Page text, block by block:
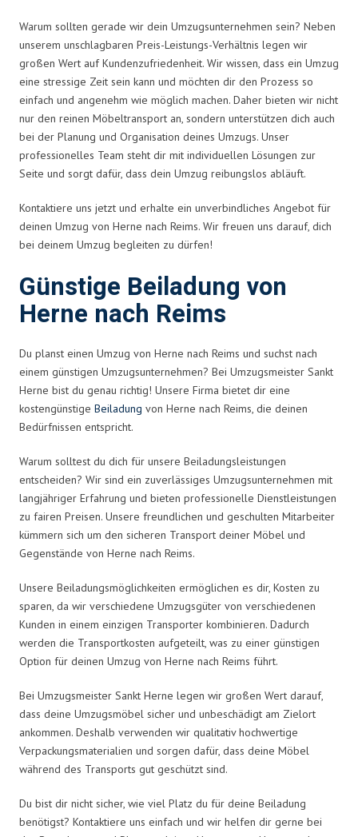
Warum sollten gerade wir dein Umzugsunternehmen sein? Neben
unserem unschlagbaren Preis-Leistungs-Verhältnis legen wir
großen Wert auf Kundenzufriedenheit. Wir wissen, dass ein Umzug
eine stressige Zeit sein kann und möchten dir den Prozess so
einfach und angenehm wie möglich machen. Daher bieten wir nicht
nur den reinen Möbeltransport an, sondern unterstützen dich auch
bei der Planung und Organisation deines Umzugs. Unser
professionelles Team steht dir mit individuellen Lösungen zur
Seite und sorgt dafür, dass dein Umzug reibungslos abläuft.
Kontaktiere uns jetzt und erhalte ein unverbindliches Angebot für
deinen Umzug von Herne nach Reims. Wir freuen uns darauf, dich
bei deinem Umzug begleiten zu dürfen!
Günstige Beiladung von
Herne nach Reims
Du planst einen Umzug von Herne nach Reims und suchst nach
einem günstigen Umzugsunternehmen? Bei Umzugsmeister Sankt
Herne bist du genau richtig! Unsere Firma bietet dir eine
kostengünstige Beiladung von Herne nach Reims, die deinen
Bedürfnissen entspricht.
Warum solltest du dich für unsere Beiladungsleistungen
entscheiden? Wir sind ein zuverlässiges Umzugsunternehmen mit
langjähriger Erfahrung und bieten professionelle Dienstleistungen
zu fairen Preisen. Unsere freundlichen und geschulten Mitarbeiter
kümmern sich um den sicheren Transport deiner Möbel und
Gegenstände von Herne nach Reims.
Unsere Beiladungsmöglichkeiten ermöglichen es dir, Kosten zu
sparen, da wir verschiedene Umzugsgüter von verschiedenen
Kunden in einem einzigen Transporter kombinieren. Dadurch
werden die Transportkosten aufgeteilt, was zu einer günstigen
Option für deinen Umzug von Herne nach Reims führt.
Bei Umzugsmeister Sankt Herne legen wir großen Wert darauf,
dass deine Umzugsmöbel sicher und unbeschädigt am Zielort
ankommen. Deshalb verwenden wir qualitativ hochwertige
Verpackungsmaterialien und sorgen dafür, dass deine Möbel
während des Transports gut geschützt sind.
Du bist dir nicht sicher, wie viel Platz du für deine Beiladung
benötigst? Kontaktiere uns einfach und wir helfen dir gerne bei